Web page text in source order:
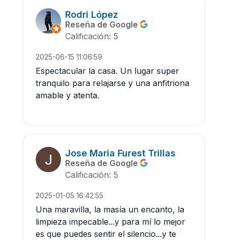
Rodri López
Reseña de Google
Calificación: 5
2025-06-15 11:06:59
Espectacular la casa. Un lugar super
tranquilo para relajarse y una anfitriona
amable y atenta.
Jose Maria Furest Trillas
Reseña de Google
Calificación: 5
2025-01-05 16:42:55
Una maravilla, la masía un encanto, la
limpieza impecable...y para mí lo mejor
es que puedes sentir el silencio...y te